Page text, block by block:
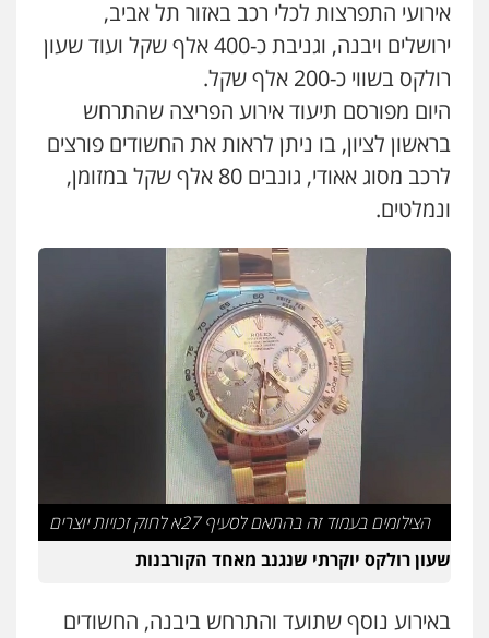
עו"ד אלון קריטי
פלילי סמים מעצרים
0525544654
עו"ד זוהר ארבל
פלילי פשיעה חמורה מעצרים וחקירות
קטינים
אירועי התפרצות לכלי רכב באזור תל אביב,
ירושלים ויבנה, וגניבת כ-400 אלף שקל ועוד שעון
רולקס בשווי כ-200 אלף שקל.
היום מפורסם תיעוד אירוע הפריצה שהתרחש
בראשון לציון, בו ניתן לראות את החשודים פורצים
לרכב מסוג אאודי, גונבים 80 אלף שקל במזומן,
ונמלטים.
הצילומים בעמוד זה בהתאם לסעיף 27א לחוק זכויות יוצרים
שעון רולקס יוקרתי שנגנב מאחד הקורבנות
באירוע נוסף שתועד והתרחש ביבנה, החשודים